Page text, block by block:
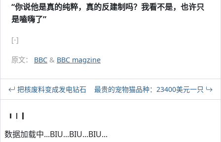
“你说他是真的纯粹，真的反建制吗？我看不是，也许只
是嗑嗨了”
[-]
原文： BBC & BBC magzine
把核废料变成发电钻石 最贵的宠物猫品种：23400美元一只
数据加载中...BIU...BIU...BIU...